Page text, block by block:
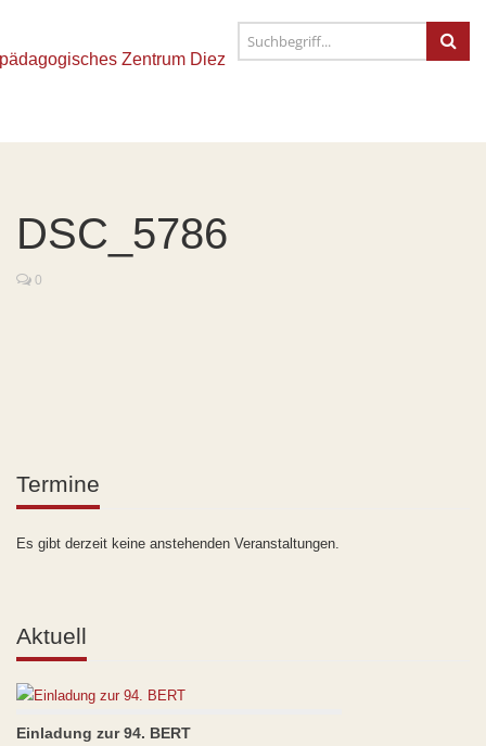
DSC_5786
0
Termine
Es gibt derzeit keine anstehenden Veranstaltungen.
Aktuell
Einladung zur 94. BERT